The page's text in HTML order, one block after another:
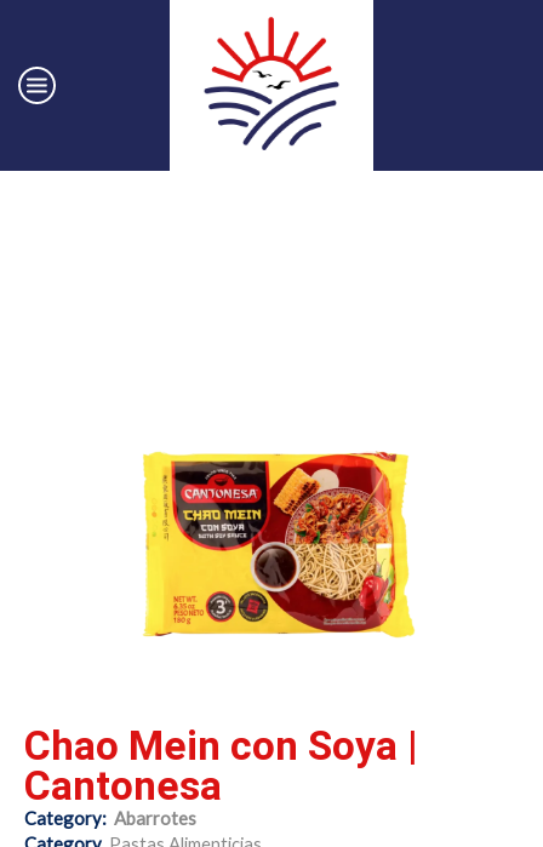
Chao Mein con Soya |
Cantonesa
Category: Abarrotes